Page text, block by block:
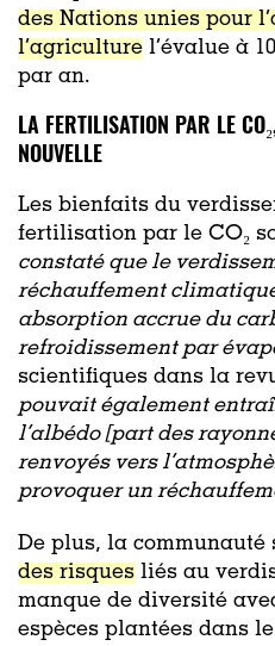
des Nations unies pour
l’agriculture l’évalue à
par an.
LA FERTILISATION PAR LE
NOUVELLE
Les bienfaits du
fertilisation par le CO₂
constaté que le
réchauffement
absorption accrue du
refroidissement par
scientifiques dans la
pouvait également
l’albédo [part des
renvoyés vers
provoquer un
De plus, la
des risques liés au
manque de diversité
espèces plantées dans